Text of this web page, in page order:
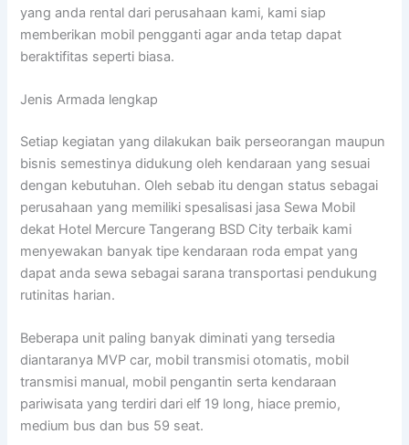
yang anda rental dari perusahaan kami, kami siap
memberikan mobil pengganti agar anda tetap dapat
beraktifitas seperti biasa.
Jenis Armada lengkap
Setiap kegiatan yang dilakukan baik perseorangan maupun
bisnis semestinya didukung oleh kendaraan yang sesuai
dengan kebutuhan. Oleh sebab itu dengan status sebagai
perusahaan yang memiliki spesalisasi jasa Sewa Mobil
dekat Hotel Mercure Tangerang BSD City terbaik kami
menyewakan banyak tipe kendaraan roda empat yang
dapat anda sewa sebagai sarana transportasi pendukung
rutinitas harian.
Beberapa unit paling banyak diminati yang tersedia
diantaranya MVP car, mobil transmisi otomatis, mobil
transmisi manual, mobil pengantin serta kendaraan
pariwisata yang terdiri dari elf 19 long, hiace premio,
medium bus dan bus 59 seat.